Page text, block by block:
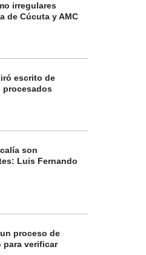
irregulares
de Cúcuta y AMC
escrito de
procesados
son
Luis Fernando
proceso de
para verificar